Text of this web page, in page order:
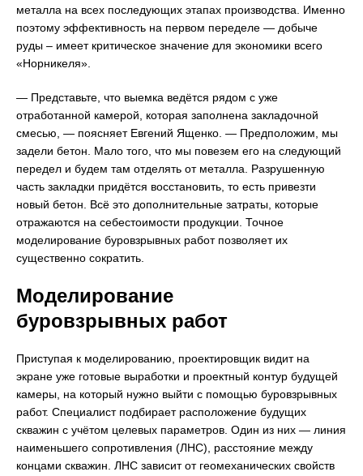
металла на всех последующих этапах производства. Именно
поэтому эффективность на первом переделе — добыче
руды – имеет критическое значение для экономики всего
«Норникеля».
— Представьте, что выемка ведётся рядом с уже
отработанной камерой, которая заполнена закладочной
смесью, — поясняет Евгений Ященко. — Предположим, мы
задели бетон. Мало того, что мы повезем его на следующий
передел и будем там отделять от металла. Разрушенную
часть закладки придётся восстановить, то есть привезти
новый бетон. Всё это дополнительные затраты, которые
отражаются на себестоимости продукции. Точное
моделирование буровзрывных работ позволяет их
существенно сократить.
Моделирование
буровзрывных работ
Приступая к моделированию, проектировщик видит на
экране уже готовые выработки и проектный контур будущей
камеры, на который нужно выйти с помощью буровзрывных
работ. Специалист подбирает расположение будущих
скважин с учётом целевых параметров. Один из них — линия
наименьшего сопротивления (ЛНС), расстояние между
концами скважин. ЛНС зависит от геомеханических свойств